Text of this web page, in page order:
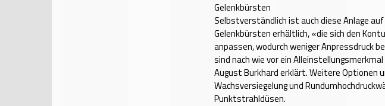
Gelenkbürsten
Selbstverständlich ist auch diese Anlage
Gelenkbürsten erhältlich, «die sich den
anpassen, wodurch weniger Anpress­druck
sind nach wie vor ein
August Burkhard erklärt. Weitere Optionen
Wachsversiegelung und
Punktstrahldüsen.